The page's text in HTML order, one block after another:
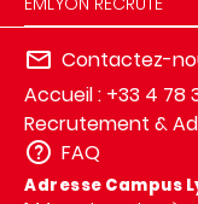
Contactez-
Accueil : +33 4 78
Recrutement &
FAQ
Adresse Campus